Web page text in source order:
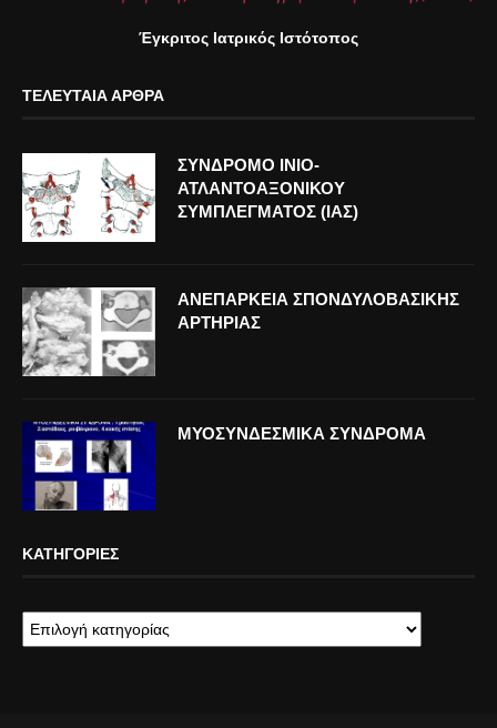
Έγκριτος Ιατρικός Ιστότοπος
ΤΕΛΕΥΤΑΊΑ ΆΡΘΡΑ
ΣΥΝΔΡΟΜΟ ΙΝΙΟ-
ΑΤΛΑΝΤΟΑΞΟΝΙΚΟΥ
ΣΥΜΠΛΕΓΜΑΤΟΣ (ΙΑΣ)
ΑΝΕΠΑΡΚΕΙΑ ΣΠΟΝΔΥΛΟΒΑΣΙΚΗΣ
ΑΡΤΗΡΙΑΣ
ΜΥΟΣΥΝΔΕΣΜΙΚΑ ΣΥΝΔΡΟΜΑ
ΚΑΤΗΓΟΡΊΕΣ